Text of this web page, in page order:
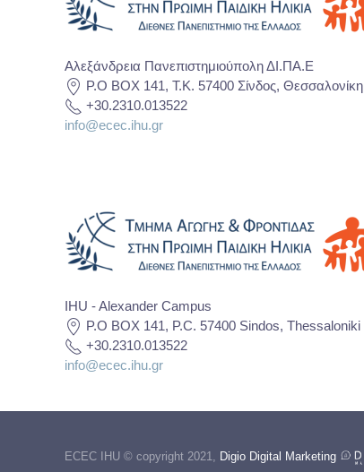
Αλεξάνδρεια Πανεπιστημιούπολη ΔΙ.ΠΑ.Ε
P.O BOX 141, T.K. 57400 Σίνδος, Θεσσαλονίκη
+30.2310.013522
info@ecec.ihu.gr
IHU - Alexander Campus
P.O BOX 141, P.C. 57400 Sindos, Thessaloniki
+30.2310.013522
info@ecec.ihu.gr
ECEC IHU © copyright 2021, Digio Digital Marketing